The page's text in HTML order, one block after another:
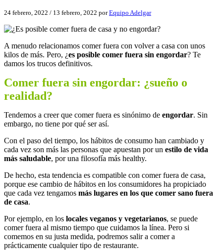
24 febrero, 2022 / 13 febrero, 2022 porEquipo Adelgar
A menudo relacionamos comer fuera con volver a casa con unos
kilos de más. Pero, ¿es posible comer fuera sin engordar? Te
damos los trucos definitivos.
Comer fuera sin engordar: ¿sueño o
realidad?
Tendemos a creer que comer fuera es sinónimo de engordar. Sin
embargo, no tiene por qué ser así.
Con el paso del tiempo, los hábitos de consumo han cambiado y
cada vez son más las personas que apuestan por un estilo de vida
más saludable, por una filosofía más healthy.
De hecho, esta tendencia es compatible con comer fuera de casa,
porque ese cambio de hábitos en los consumidores ha propiciado
que cada vez tengamos más lugares en los que comer sano fuera
de casa.
Por ejemplo, en los locales veganos y vegetarianos, se puede
comer fuera al mismo tiempo que cuidamos la línea. Pero si
comemos en su justa medida, podremos salir a comer a
prácticamente cualquier tipo de restaurante.